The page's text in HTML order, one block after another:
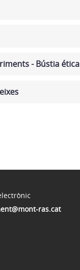
- Bústia ética
ras.cat